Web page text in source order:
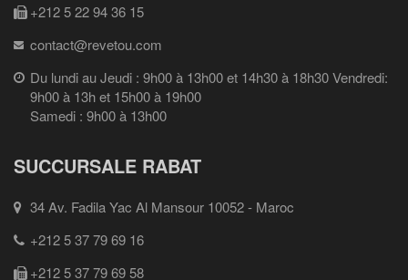
+212 5 22 94 36 15
contact@revetou.com
Du lundi au Jeudi : 9h00 à 13h00 et 14h30 à 18h30 Vendredi:
9h00 à 13h et 15h00 à 19h00
Samedi : 9h00 à 13h00
SUCCURSALE RABAT
34 Av. Fadila Yac Al Mansour 10052 - Maroc
+212 5 37 79 69 16
+212 5 37 79 69 58